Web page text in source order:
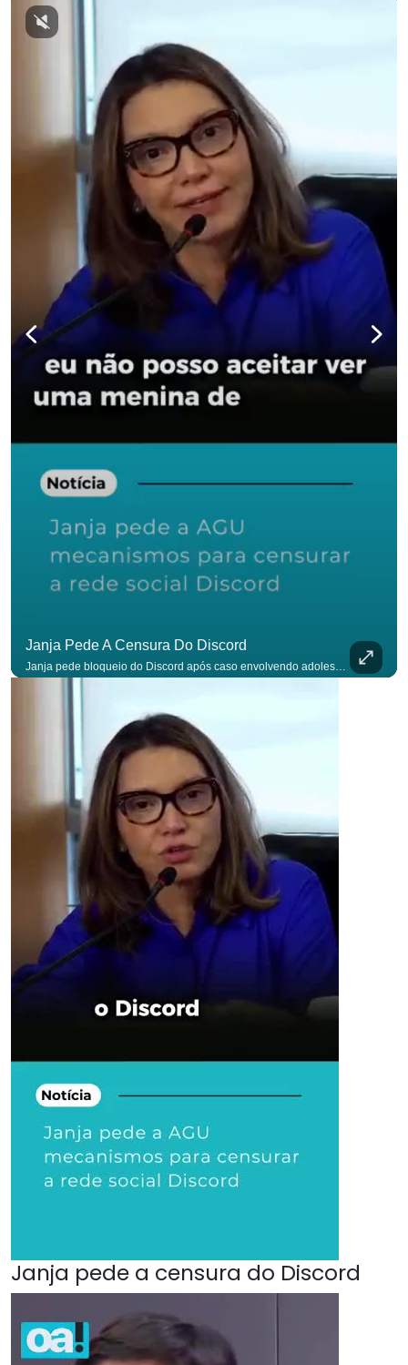
Janja Pede A Censura Do Discord
Janja pede bloqueio do Discord após caso envolvendo adolescente: “Precisamos tirar do ar”. #OAntagonista Se você busca informação com credibilidade, inscreva-se agora e ative o
Janja pede a censura do Discord